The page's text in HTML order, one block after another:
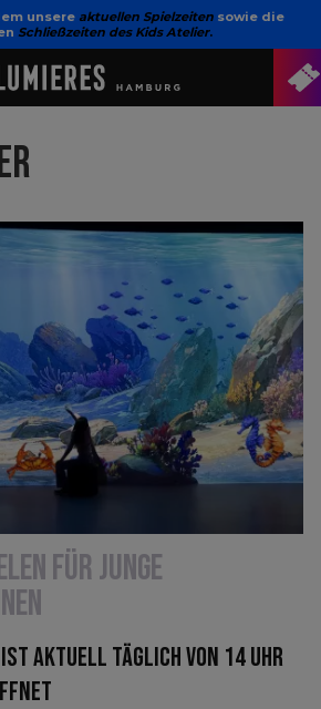
unsere aktuellen Spielzeitensowie die
Schließzeiten des Kids Atelier.
FÜR JUNGE
AKTUELL TÄGLICH VON 14 UHR